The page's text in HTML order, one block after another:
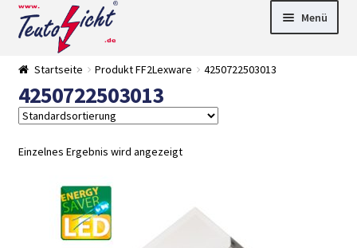
Zur
Navigation
springen
Springe
zum
Menü
►
Startseite Produkt FF2Lexware 4250722503013
4250722503013
Einzelnes Ergebnis wird angezeigt